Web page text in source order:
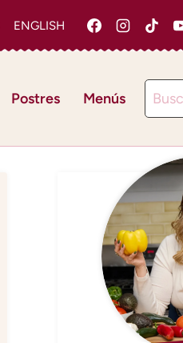
ENGLISH
Postres Menús Buscar: